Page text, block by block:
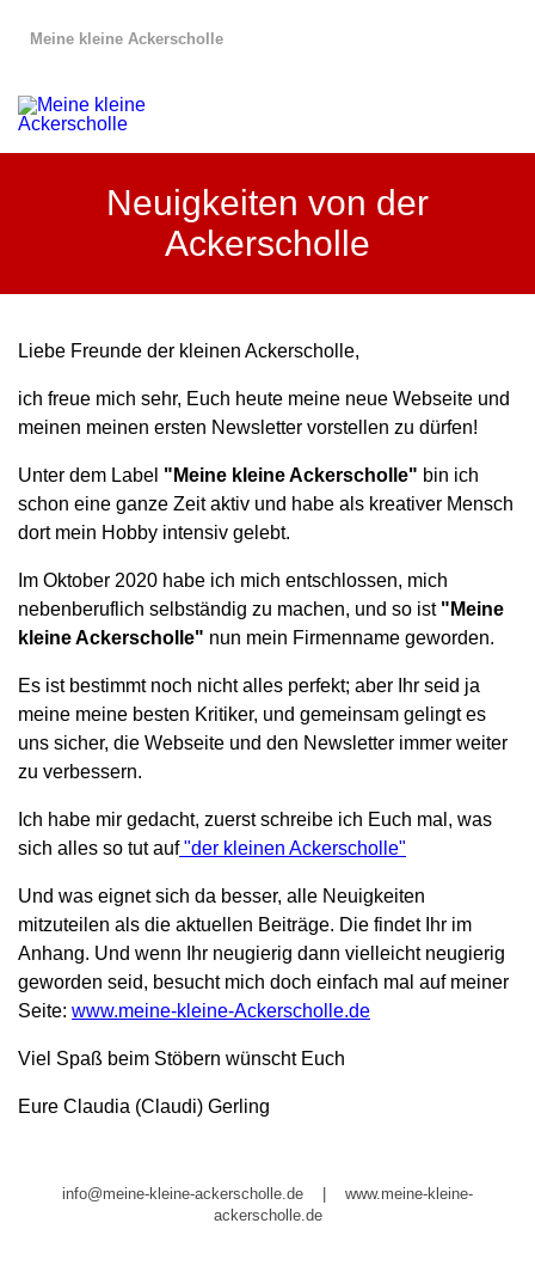
Meine kleine Ackerscholle
Neuigkeiten von der
Ackerscholle
Liebe Freunde der kleinen Ackerscholle,
ich freue mich sehr, Euch heute meine neue Webseite und
meinen meinen ersten Newsletter vorstellen zu dürfen!
Unter dem Label "Meine kleine Ackerscholle" bin ich
schon eine ganze Zeit aktiv und habe als kreativer Mensch
dort mein Hobby intensiv gelebt.
Im Oktober 2020 habe ich mich entschlossen, mich
nebenberuflich selbständig zu machen, und so ist "Meine
kleine Ackerscholle" nun mein Firmenname geworden.
Es ist bestimmt noch nicht alles perfekt; aber Ihr seid ja
meine meine besten Kritiker, und gemeinsam gelingt es
uns sicher, die Webseite und den Newsletter immer weiter
zu verbessern.
Ich habe mir gedacht, zuerst schreibe ich Euch mal, was
sich alles so tut auf"der kleinen Ackerscholle"
Und was eignet sich da besser, alle Neuigkeiten
mitzuteilen als die aktuellen Beiträge. Die findet Ihr im
Anhang. Und wenn Ihr neugierig dann vielleicht neugierig
geworden seid, besucht mich doch einfach mal auf meiner
Seite: www.meine-kleine-Ackerscholle.de
Viel Spaß beim Stöbern wünscht Euch
Eure Claudia (Claudi) Gerling
info@meine-kleine-ackerscholle.de
www.meine-kleine-
ackerscholle.de